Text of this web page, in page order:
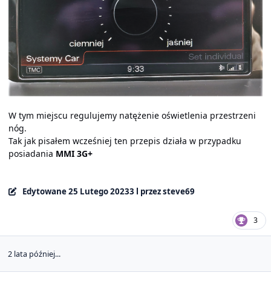
W tym miejscu regulujemy natężenie oświetlenia przestrzeni
nóg.
Tak jak pisałem wcześniej ten przepis działa w przypadku
posiadania MMI 3G+
Edytowane25 Lutego 20233 l przez steve69
3
2 lata później...